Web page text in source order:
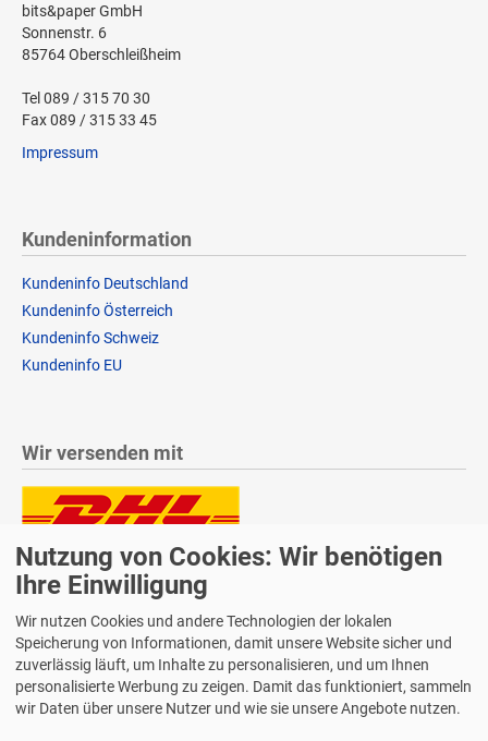
bits&paper GmbH
Sonnenstr. 6
85764 Oberschleißheim
Tel 089 / 315 70 30
Fax 089 / 315 33 45
Impressum
Kundeninformation
Kundeninfo Deutschland
Kundeninfo Österreich
Kundeninfo Schweiz
Kundeninfo EU
Wir versenden mit
Lieferung auch an Packstationen und Postfilialen
Samstagszustellung
Bequeme Zahlung über Paypal
Nutzung von Cookies: Wir benötigen
Ihre Einwilligung
Wir nutzen Cookies und andere Technologien der lokalen
Speicherung von Informationen, damit unsere Website sicher und
zuverlässig läuft, um Inhalte zu personalisieren, und um Ihnen
personalisierte Werbung zu zeigen. Damit das funktioniert, sammeln
wir Daten über unsere Nutzer und wie sie unsere Angebote nutzen.